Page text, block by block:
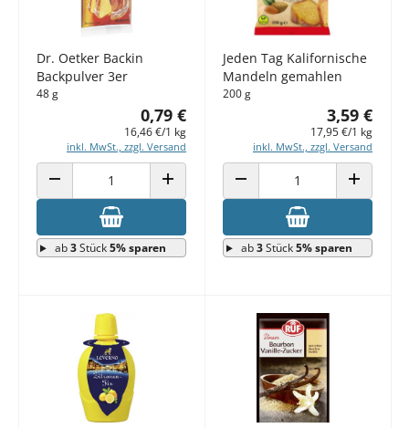
Dr. Oetker Backin
Backpulver 3er
48 g
0,79 €
16,46 €/1 kg
inkl. MwSt., zzgl. Versand
ANZAHL VERRINGERN ANZAHL ERHÖHEN
ab3Stück5% sparen
Jeden Tag Kalifornische
Mandeln gemahlen
200 g
3,59 €
17,95 €/1 kg
inkl. MwSt., zzgl. Versand
ANZAHL VERRINGERN ANZAHL
ab3Stück5% sparen